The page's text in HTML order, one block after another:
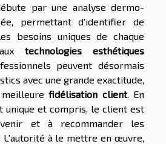
par une analyse dermo-
permettant d'identifier de
besoins uniques de chaque
technologies esthétiques
peuvent désormais
avec une grande exactitude,
fidélisation client. En
unique et compris, le client est
et à recommander les
L'autorité à le mettre en œuvre,